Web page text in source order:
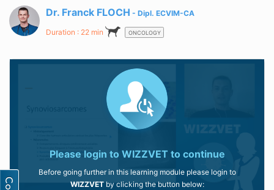
Dr. Franck FLOCH Dipl. ECVIM-CA
Duration : 22 min ONCOLOGY
Please login to WIZZVET to continue
Before going further in this learning module please login to
WIZZVETby clicking the button below: